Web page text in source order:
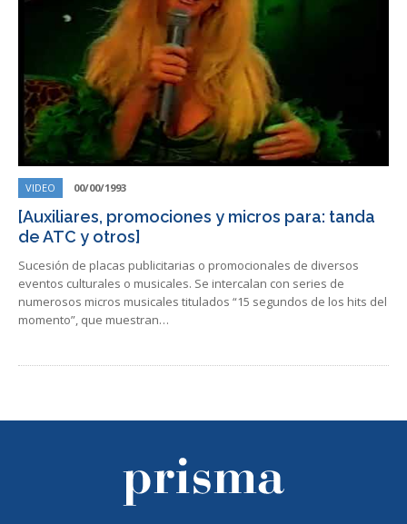
VIDEO 00/00/1993
[Auxiliares, promociones y micros para: tanda
de ATC y otros]
Sucesión de placas publicitarias o promocionales de diversos
eventos culturales o musicales. Se intercalan con series de
numerosos micros musicales titulados “15 segundos de los hits del
momento”, que muestran…